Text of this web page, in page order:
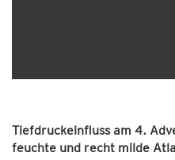
Tiefdruckeinfluss am 4.
feuchte und recht milde